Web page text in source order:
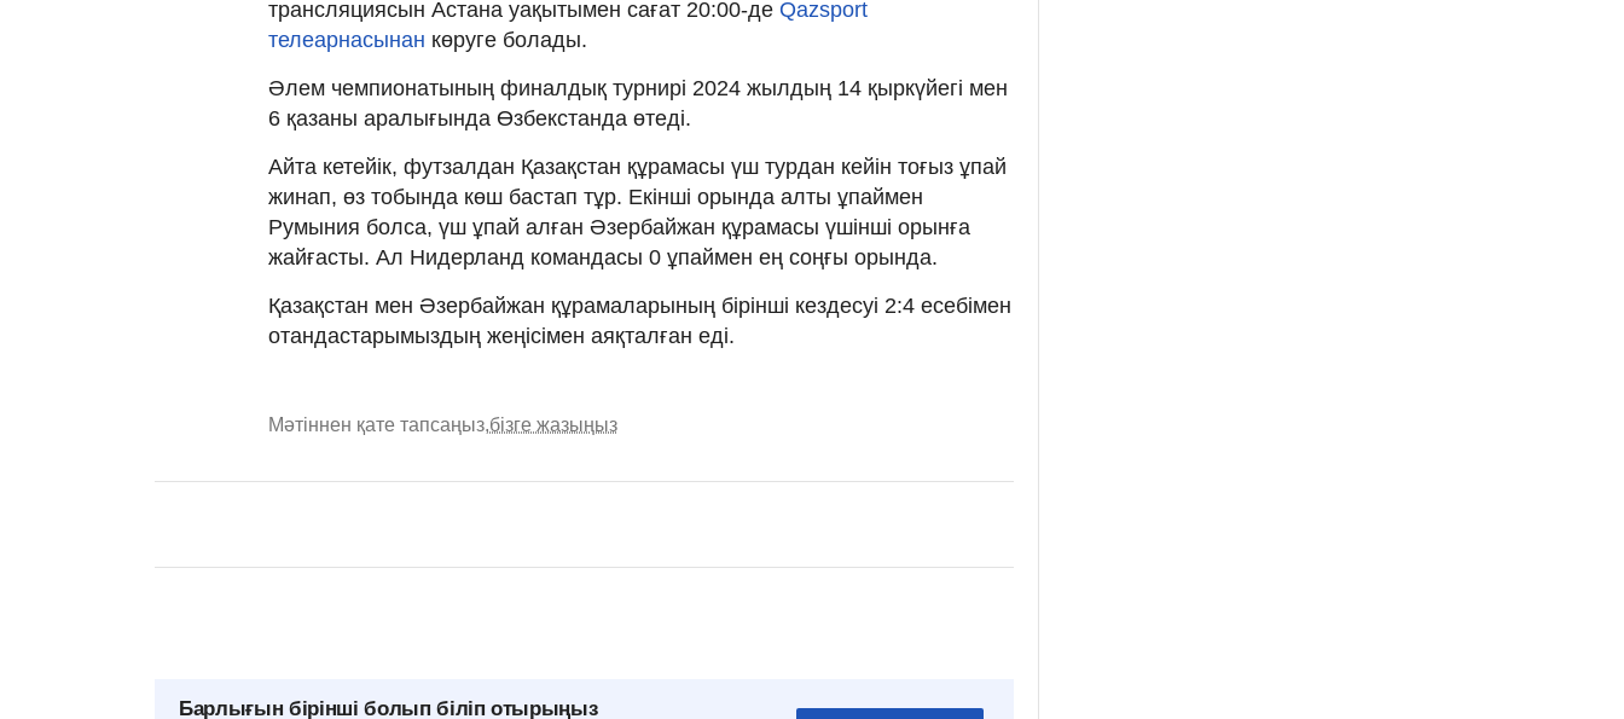
трансляциясын Астана уақытымен сағат 20:00-де Qazsport
телеарнасынан көруге болады.
Әлем чемпионатының финалдық турнирі 2024 жылдың 14 қыркүйегі мен
6 қазаны аралығында Өзбекстанда өтеді.
Айта кетейік, футзалдан Қазақстан құрамасы үш турдан кейін тоғыз ұпай
жинап, өз тобында көш бастап тұр. Екінші орында алты ұпаймен
Румыния болса, үш ұпай алған Әзербайжан құрамасы үшінші орынға
жайғасты. Ал Нидерланд командасы 0 ұпаймен ең соңғы орында.
Қазақстан мен Әзербайжан құрамаларының бірінші кездесуі 2:4 есебімен
отандастарымыздың жеңісімен аяқталған еді.
Мәтіннен қате тапсаңыз,бізге жазыңыз
Барлығын бірінші болып біліп отырыңыз